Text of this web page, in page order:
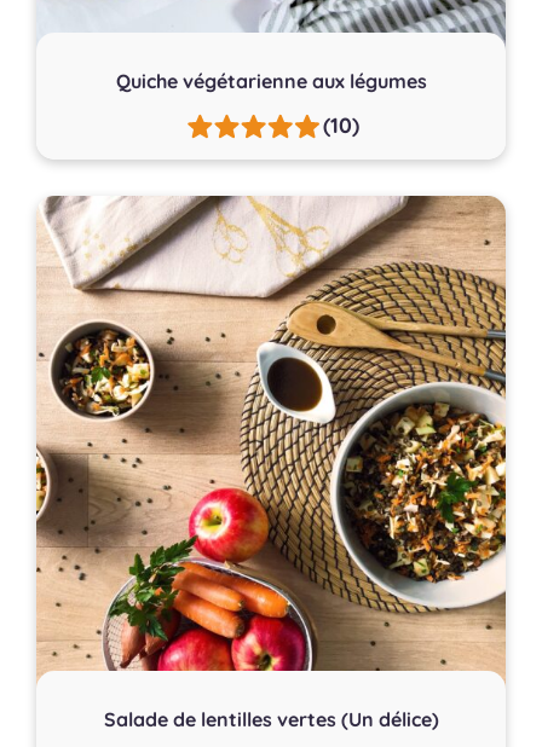
Quiche végétarienne aux légumes
(10)
Salade de lentilles vertes (Un délice)